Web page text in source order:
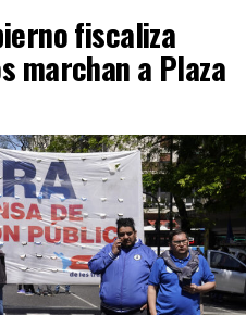
los familiares se
luego se retiraron
balneario y luego regresan
las 02.10 regresaron a la
radicaron la
paradero.
al 911 informando que
donde habría sido la
el arribo del móvil
fiscaliza
marchan a Plaza